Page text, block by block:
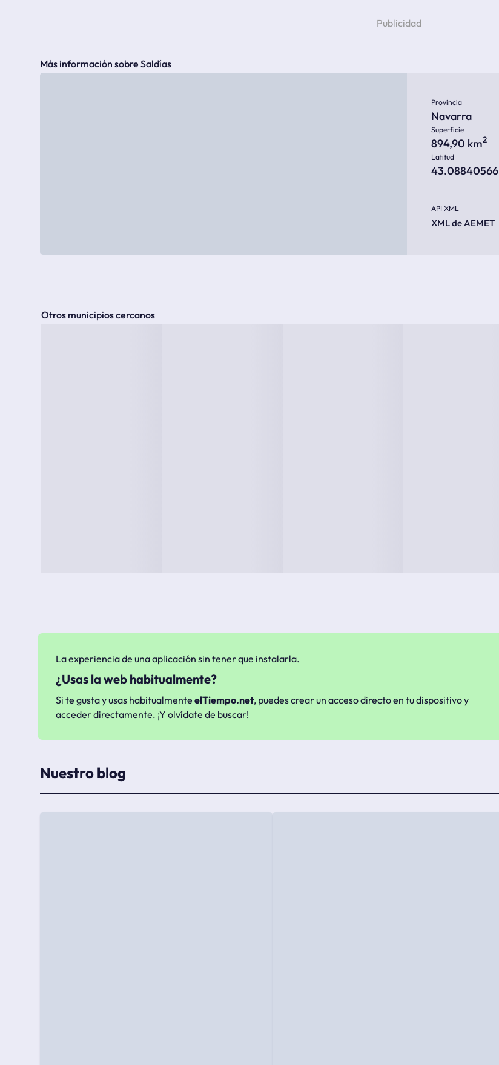
Más información sobre Saldías
Provincia
Navarra
Superficie
894,90 km2
Latitud
43.08840566
API XML
XML de AEMET
Otros municipios cercanos
La experiencia de una aplicación sin tener que instalarla.
¿Usas la web habitualmente?
Si te gusta y usas habitualmente elTiempo.net, puedes crear un acceso directo en tu dispositivo y
acceder directamente. ¡Y olvídate de buscar!
Nuestro blog